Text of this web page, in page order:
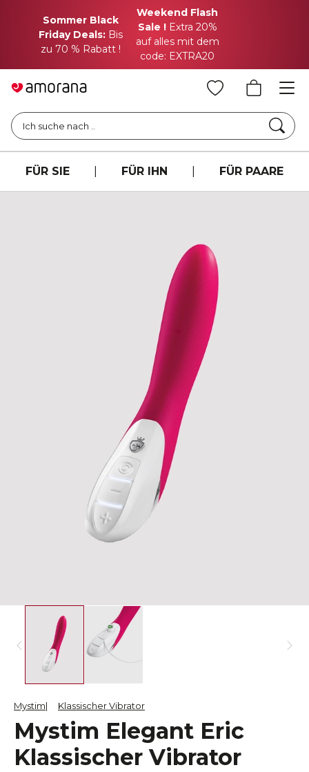
Sommer Black
Friday Deals: Bis
zu 70 % Rabatt !
Weekend Flash
Sale ! Extra 20%
auf alles mit dem
code: EXTRA20
Ich suche nach ..
FÜR SIE FÜR IHN FÜR PAARE
Mystim Klassischer Vibrator
Mystim Elegant Eric
Klassischer Vibrator